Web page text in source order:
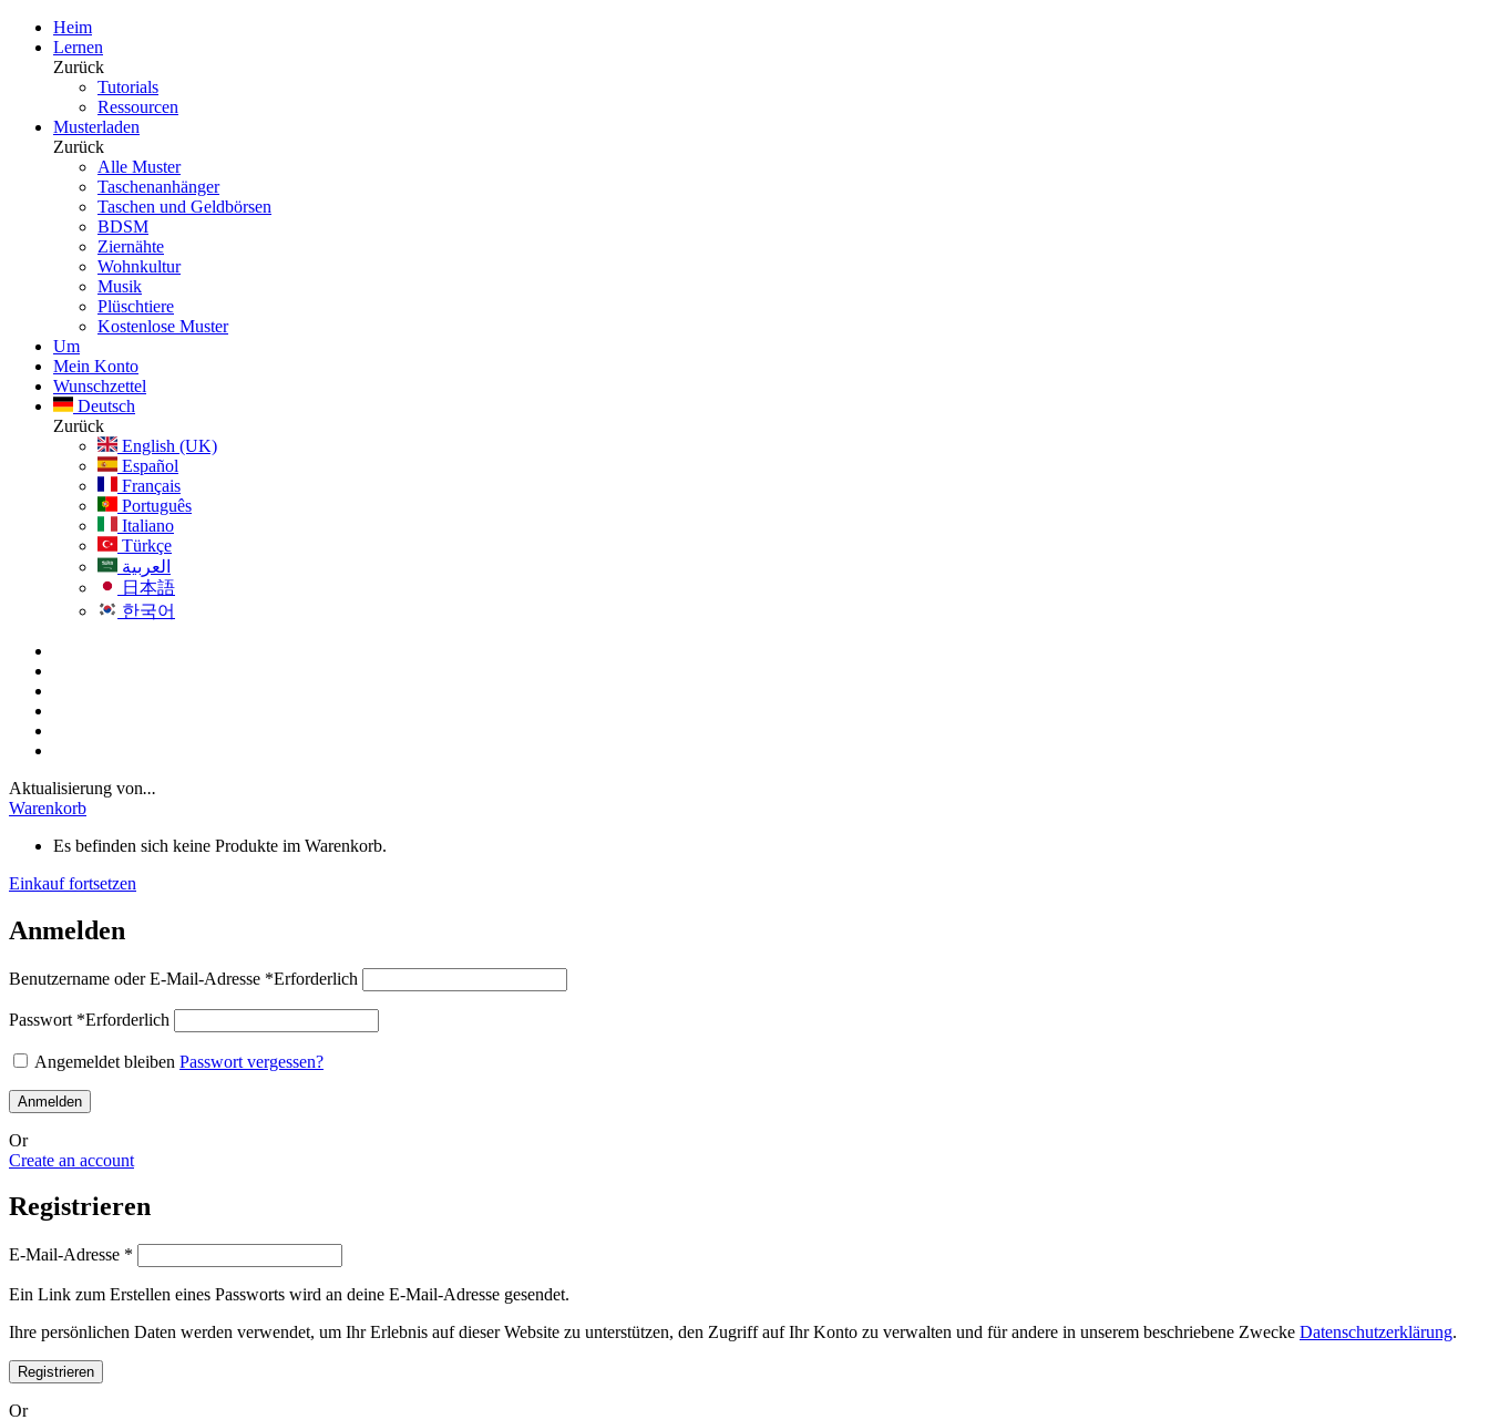
Heim
Lernen
Zurück
Tutorials
Ressourcen
Musterladen
Zurück
Alle Muster
Taschenanhänger
Taschen und Geldbörsen
BDSM
Ziernähte
Wohnkultur
Musik
Plüschtiere
Kostenlose Muster
Um
Mein Konto
Wunschzettel
Deutsch
Zurück
English (UK)
Español
Français
Português
Italiano
Türkçe
العربية
日本語
한국어
Aktualisierung von...
Warenkorb
Es befinden sich keine Produkte im Warenkorb.
Einkauf fortsetzen
Anmelden
Benutzername oder E-Mail-Adresse *Erforderlich
Passwort *Erforderlich
Angemeldet bleiben Passwort vergessen?
Anmelden
Or
Create an account
Registrieren
E-Mail-Adresse *
Ein Link zum Erstellen eines Passworts wird an deine E-Mail-Adresse gesendet.
Ihre persönlichen Daten werden verwendet, um Ihr Erlebnis auf dieser Website zu unterstützen, den Zugriff auf Ihr Konto zu verwalten und für andere in unserem beschriebene Zwecke Datenschutzerklärung.
Registrieren
Or